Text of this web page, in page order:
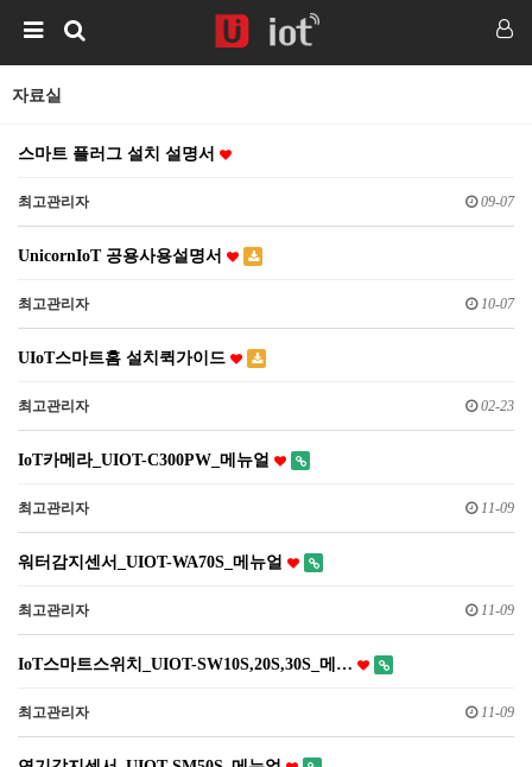
자료실
스마트 플러그 설치 설명서
최고관리자 09-07
UnicornIoT 공용사용설명서
최고관리자 10-07
UIoT스마트홈 설치퀵가이드
최고관리자 02-23
IoT카메라_UIOT-C300PW_메뉴얼
최고관리자 11-09
워터감지센서_UIOT-WA70S_메뉴얼
최고관리자 11-09
IoT스마트스위치_UIOT-SW10S,20S,30S_메…
최고관리자 11-09